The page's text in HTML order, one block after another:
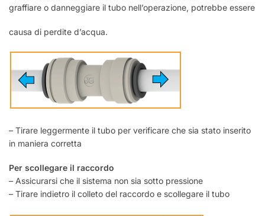
graffiare o danneggiare il tubo nell’operazione, potrebbe essere
causa di perdite d’acqua.
– Tirare leggermente il tubo per verificare che sia stato inserito
in maniera corretta
Per scollegare il raccordo
– Assicurarsi che il sistema non sia sotto pressione
– Tirare indietro il colleto del raccordo e scollegare il tubo